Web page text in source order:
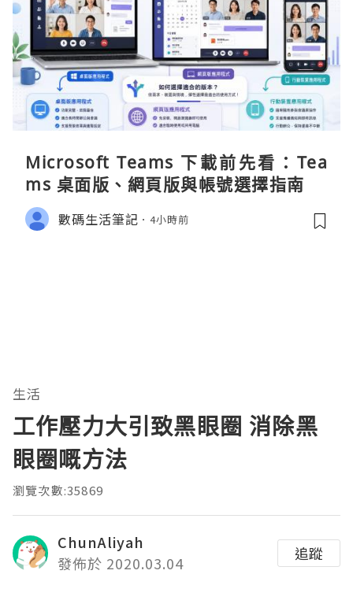
Microsoft Teams 下載前先看：Tea
ms 桌面版、網頁版與帳號選擇指南
數碼生活筆記 4小時前
生活
工作壓力大引致黑眼圈 消除黑
眼圈嘅方法
瀏覽次數:35869
ChunAliyah
發佈於 2020.03.04
追蹤